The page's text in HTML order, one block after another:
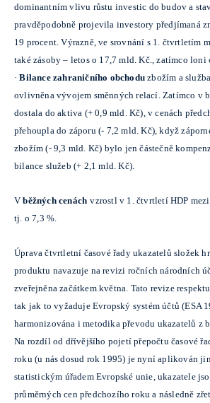
dominantním vlivu růstu investic do budov a
pravděpodobně projevila investory předjímaná
19 procent. Výrazně, ve srovnání s 1. čtvrtletím
také zásoby – letos o 17,7 mld. Kč., zatímco loni
·Bilance zahraničního obchoduzbožím a
ovlivněna vývojem směnných relací. Zatímco v
dostala do aktiva (+ 0,9 mld. Kč), v cenách
přehoupla do záporu (- 7,2 mld. Kč), když
zbožím (- 9,3 mld. Kč) bylo jen částečně
bilance služeb (+ 2,1 mld. Kč).
Vběžných cenách vzrostl v 1. čtvrtletí HDP
tj. o 7,3 %.
Úprava čtvrtletní časové řady ukazatelů složek
produktu navazuje na revizi ročních národních
zveřejněna začátkem května. Tato revize
tak jak to vyžaduje Evropský systém účtů (ESA
harmonizována i metodika převodu ukazatelů z
Na rozdíl od dřívějšího pojetí přepočtu časové
roku (u nás dosud rok 1995) je nyní aplikován
statistickým úřadem Evropské unie, ukazatele
průměrných cen předchozího roku a následně